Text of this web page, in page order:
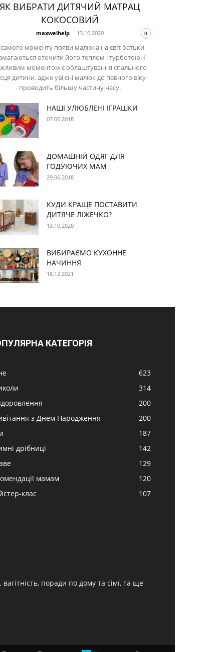
ЯК ВИБРАТИ ДИТЯЧИЙ МАТРАЦ
КОКОСОВИЙ
maxwelhelp - 13.10.2020 0
моменту появи малюка на світ батьки
оточити його теплом і турботою. І
моментом є облаштування спального
дитини, адже уві сні малюк до певного віку
проводить більшу частину часу.
НАШІ УЛЮБЛЕНІ ІГРАШКИ
07.06.2018
ДОМАШНІЙ ОДЯГ ДЛЯ
ГОДУЮЧИХ МАМ
29.06.2018
КУДИ КРАЩЕ ПОСТАВИТИ
ДИТЯЧЕ ЛІЖЕЧКО?
13.10.2020
ВИБИРАЄМО КУХОННЕ
НАЧИННЯ
18.12.2021
КАТЕГОРІЯ
623
314
200
з Днем Народження
200
187
дрібниці
142
129
мамам
120
клас
107
поради по дому та сімї, та ще